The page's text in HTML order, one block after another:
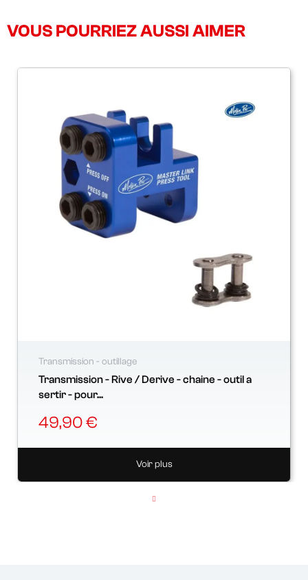
VOUS POURRIEZ AUSSI AIMER
Transmission - outillage
Transmission - Rive / Derive - chaine - outil a
sertir - pour...
49,90 €
Voir plus